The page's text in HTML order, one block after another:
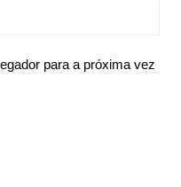
para a próxima vez